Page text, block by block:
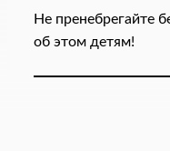
Не пренебрегайте
об этом детям!